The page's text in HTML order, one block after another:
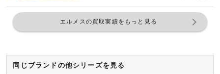
エルメスの買取実績をもっと見る
同じブランドの他シリーズを見る